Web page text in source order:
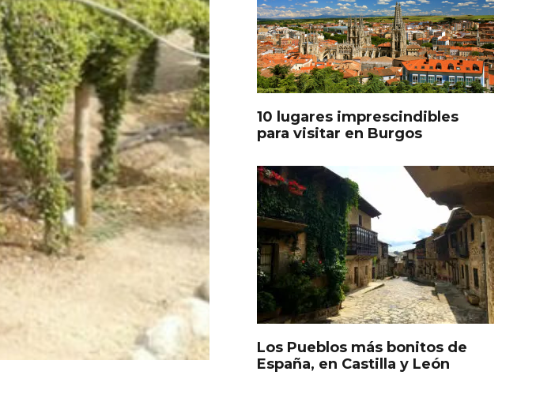
10 lugares imprescindibles
para visitar en Burgos
Los Pueblos más bonitos de
España, en Castilla y León
El Espinar, un pueblo oculto
de la Sierra de Guadarrama
en su vertiente segoviana
Recorre los fiordos leoneses
en Riaño
VII Feria del Vino de Sotillo
Feria del Vino de Toro 2026;
descubre “Otros Vinos de
Toro”